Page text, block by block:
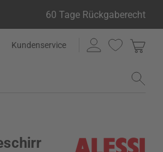
60 Tage Rückgaberecht
Kundenservice